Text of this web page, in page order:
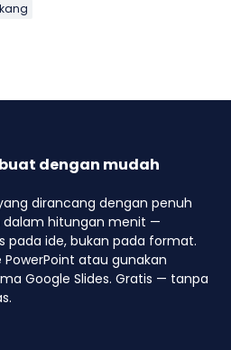
dengan mudah
dirancang dengan penuh
dalam hitungan menit —
pada ide, bukan pada format.
atau gunakan
Google Slides. Gratis — tanpa